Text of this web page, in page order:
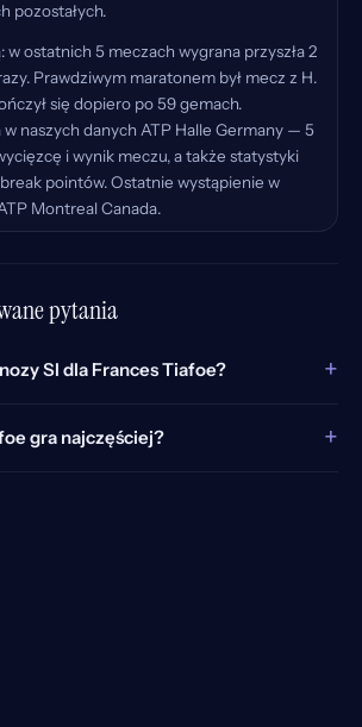
pozostałych.
w ostatnich 5 meczach wygrana przyszła 2
Prawdziwym maratonem był mecz z H.
się dopiero po 59 gemach.
w naszych danych ATP Halle Germany — 5
i wynik meczu, a także statystyki
pointów. Ostatnie wystąpienie w
Montreal Canada.
pytania
SI dla Frances Tiafoe? +
gra najczęściej? +